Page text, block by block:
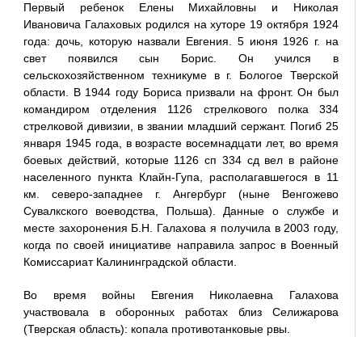
Первый ребенок Елены Михайловны и Николая
Ивановича Галаховых родился на хуторе 19 октября 1924
года: дочь, которую назвали Евгения. 5 июня 1926 г. на
свет появился сын Борис. Он учился в
сельскохозяйственном техникуме в г. Бологое Тверской
области. В 1944 году Бориса призвали на фронт. Он был
командиром отделения 1126 стрелкового полка 334
стрелковой дивизии, в звании младший сержант. Погиб 25
января 1945 года, в возрасте восемнадцати лет, во время
боевых действий, которые 1126 сп 334 сд вел в районе
населенного пункта Клайн-Гупа, располагавшегося в 11
км. северо-западнее г. Ангербург (ныне Венгожево
Сувалкского воеводства, Польша). Данные о службе и
месте захоронения Б.Н. Галахова я получила в 2003 году,
когда по своей инициативе направила запрос в Военный
Комиссариат Калининградской области.
Во время войны Евгения Николаевна Галахова
участвовала в оборонных работах близ Селижарова
(Тверская область): копала противотанковые рвы.